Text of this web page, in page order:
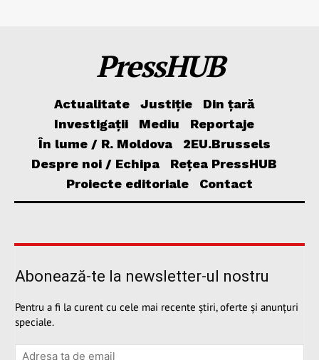
PressHUB
Actualitate Justiție
Din țară
Investigații
Mediu
Reportaje
În lume / R. Moldova
2EU.Brussels
Despre noi / Echipa
Rețea PressHUB
Proiecte editoriale
Contact
Abonează-te la newsletter-ul nostru
Pentru a fi la curent cu cele mai recente știri, oferte și anunțuri
speciale.